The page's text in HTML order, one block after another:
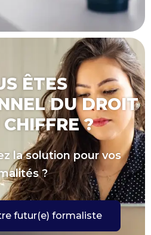
ÊTES
DU DROIT
?
la solution pour vos
?
futur(e) formaliste